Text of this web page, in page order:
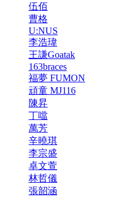
伍佰
曹格
U:NUS
李浩瑋
王謙Goatak
163braces
福夢 FUMON
頑童 MJ116
陳昇
丁噹
萬芳
辛曉琪
李宗盛
卓文萱
林哲儀
張韶涵